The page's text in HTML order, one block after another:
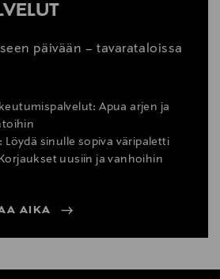
päivään – tavarataloissa
Apua arjen ja
sinulle sopiva väripaletti
uusiin ja vanhoihin
AIKA